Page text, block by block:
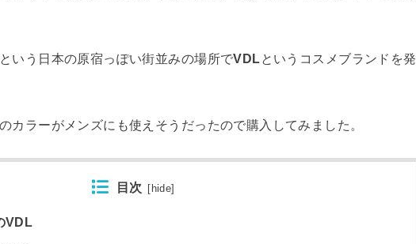
いう日本の原宿っぽい街並みの場所でVDLというコスメブランドを発
カラーがメンズにも使えそうだったので購入してみました。
目次 [ hide]
VDL